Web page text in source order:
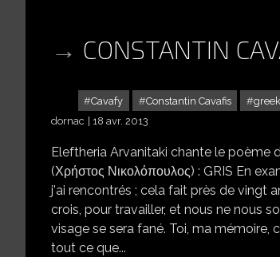
CONSTANTIN
Cavafy Constantin Cavafis
dornac
18 avr. 2013
Eleftheria Arvanitaki chante le poème
(Χρήστος Νικολόπουλος) : GRIS En
j'ai rencontrés ; cela fait près de vingt
crois, pour travailler, et nous ne nous
visage se sera fané. Toi, ma
tout ce que...